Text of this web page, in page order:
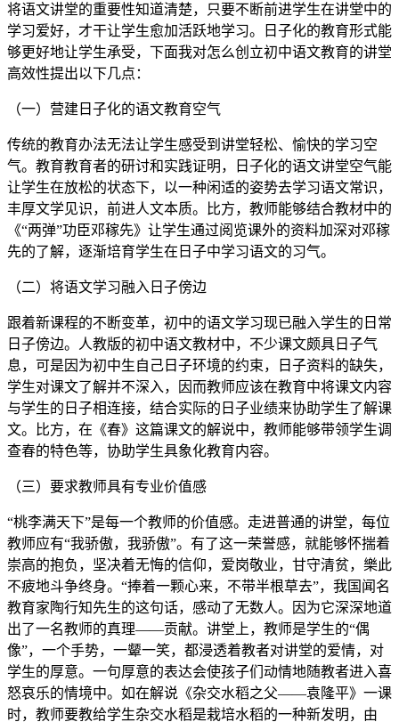
将语文讲堂的重要性知道清楚，只要不断前进学生在讲堂中的
学习爱好，才干让学生愈加活跃地学习。日子化的教育形式能
够更好地让学生承受，下面我对怎么创立初中语文教育的讲堂
高效性提出以下几点：
（一）营建日子化的语文教育空气
传统的教育办法无法让学生感受到讲堂轻松、愉快的学习空
气。教育教育者的研讨和实践证明，日子化的语文讲堂空气能
让学生在放松的状态下，以一种闲适的姿势去学习语文常识，
丰厚文学见识，前进人文本质。比方，教师能够结合教材中的
《“两弹”功臣邓稼先》让学生通过阅览课外的资料加深对邓稼
先的了解，逐渐培育学生在日子中学习语文的习气。
（二）将语文学习融入日子傍边
跟着新课程的不断变革，初中的语文学习现已融入学生的日常
日子傍边。人教版的初中语文教材中，不少课文颇具日子气
息，可是因为初中生自己日子环境的约束，日子资料的缺失，
学生对课文了解并不深入，因而教师应该在教育中将课文内容
与学生的日子相连接，结合实际的日子业绩来协助学生了解课
文。比方，在《春》这篇课文的解说中，教师能够带领学生调
查春的特色等，协助学生具象化教育内容。
（三）要求教师具有专业价值感
“桃李满天下”是每一个教师的价值感。走进普通的讲堂，每位
教师应有“我骄傲，我骄傲”。有了这一荣誉感，就能够怀揣着
崇高的抱负，坚决着无悔的信仰，爱岗敬业，甘守清贫，樂此
不疲地斗争终身。“捧着一颗心来，不带半根草去”，我国闻名
教育家陶行知先生的这句话，感动了无数人。因为它深深地道
出了一名教师的真理——贡献。讲堂上，教师是学生的“偶
像”，一个手势，一颦一笑，都浸透着教者对讲堂的爱情，对
学生的厚意。一句厚意的表达会使孩子们动情地随教者进入喜
怒哀乐的情境中。如在解说《杂交水稻之父——袁隆平》一课
时，教师要教给学生杂交水稻是栽培水稻的一种新发明，由